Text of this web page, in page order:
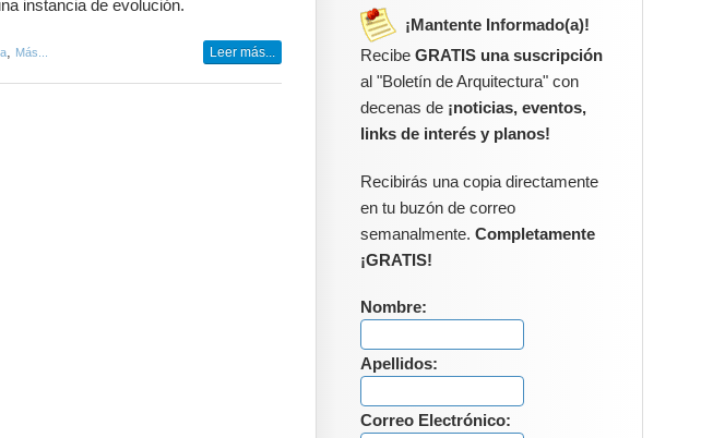
instancia de evolución.
, Más... Leer más...
¡Mantente Informado(a)!
Recibe GRATIS una suscripción
al "Boletín de Arquitectura" con
decenas de ¡noticias, eventos,
links de interés y planos!
Recibirás una copia directamente
en tu buzón de correo
semanalmente. Completamente
¡GRATIS!
Nombre:
Apellidos:
Correo Electrónico: